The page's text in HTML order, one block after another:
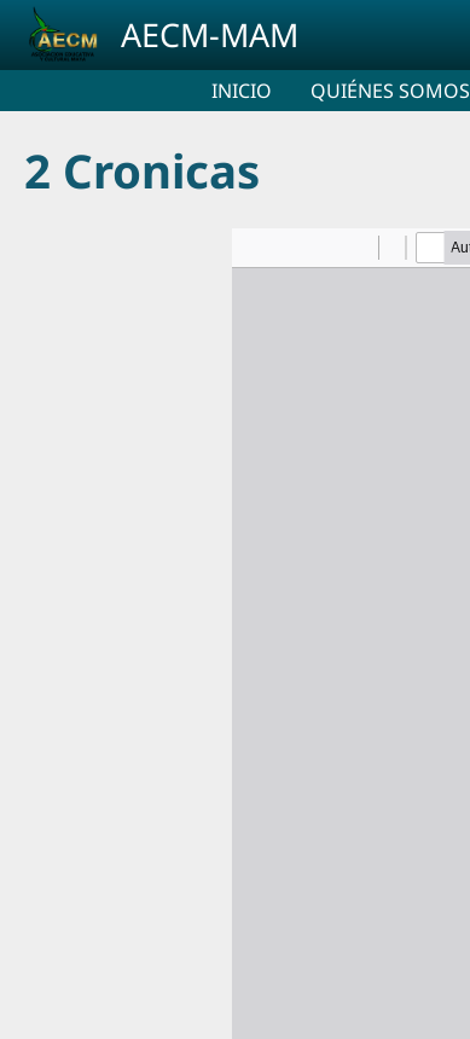
Pasar al contenido principal
AECM-MAM
INICIO QUIÉNES SOMOS
2 Cronicas